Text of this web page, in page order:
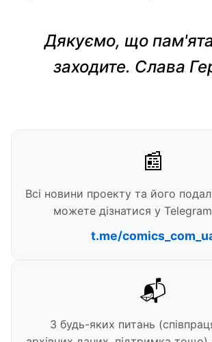
Дякуємо, що
заходите. Слава
📰
Всі новини проекту та його
можете дізнатися у
t.me/
📬
З будь-яких питань